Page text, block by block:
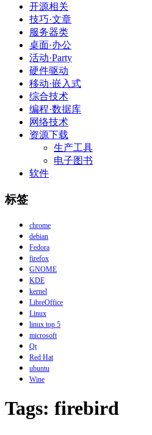
开源相关
技巧·文章
服务器类
桌面·办公
活动·Party
硬件驱动
移动·嵌入式
综合技术
编程·数据库
网络技术
资源下载
生产工具
电子图书
软件
标签
chrome
debian
Fedora
firefox
GNOME
KDE
kernel
LibreOffice
Linux
linux top 5
microsoft
Qt
Red Hat
ubuntu
Wine
Tags: firebird